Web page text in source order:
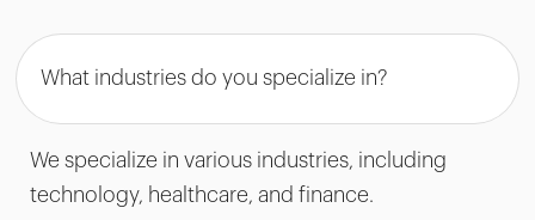
What industries do you specialize in?
We specialize in various industries, including
technology, healthcare, and finance.